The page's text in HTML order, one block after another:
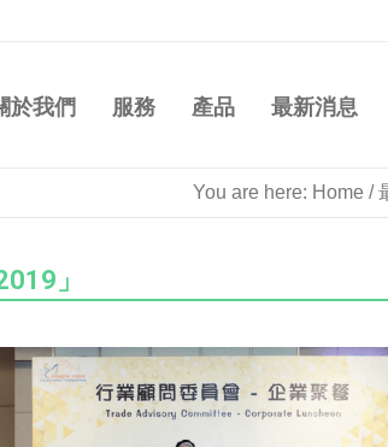
於我們 服務 產品 最新消息
You are here: Home /
」